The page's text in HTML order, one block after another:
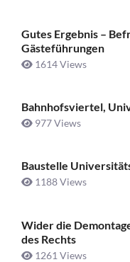
Gutes Ergebnis –
Gästeführungen
1614 Views
Bahnhofsviertel,
977 Views
Baustelle
1188 Views
Wider die
des Rechts
1261 Views